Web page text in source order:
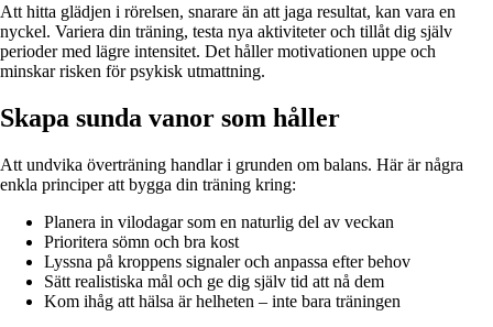
Att hitta glädjen i rörelsen, snarare än att jaga resultat, kan vara en
nyckel. Variera din träning, testa nya aktiviteter och tillåt dig själv
perioder med lägre intensitet. Det håller motivationen uppe och
minskar risken för psykisk utmattning.
Skapa sunda vanor som håller
Att undvika överträning handlar i grunden om balans. Här är några
enkla principer att bygga din träning kring:
Planera in vilodagar som en naturlig del av veckan
Prioritera sömn och bra kost
Lyssna på kroppens signaler och anpassa efter behov
Sätt realistiska mål och ge dig själv tid att nå dem
Kom ihåg att hälsa är helheten – inte bara träningen